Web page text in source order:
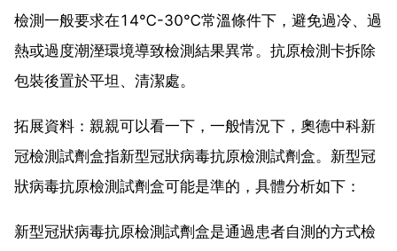
檢測一般要求在14℃-30℃常溫條件下，避免過冷、過
熱或過度潮溼環境導致檢測結果異常。抗原檢測卡拆除
包裝後置於平坦、清潔處。
拓展資料：親親可以看一下，一般情況下，奧德中科新
冠檢測試劑盒指新型冠狀病毒抗原檢測試劑盒。新型冠
狀病毒抗原檢測試劑盒可能是準的，具體分析如下：
新型冠狀病毒抗原檢測試劑盒是通過患者自測的方式檢